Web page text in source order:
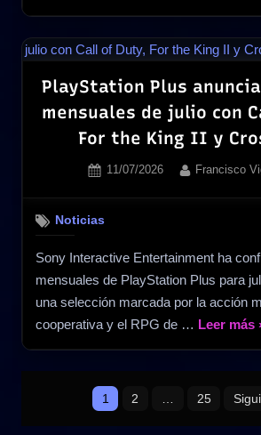
World
Open
evento
online
para
julio
PlayStation Plus
mensuales de julio con
For the King II y
Posted
11/07/2026 By
Francisco
Noticias
Sony Interactive Entertainment ha
mensuales de PlayStation Plus para
una selección marcada por la acción
cooperativa y el RPG de … Leer más
Paginación
1 2 25